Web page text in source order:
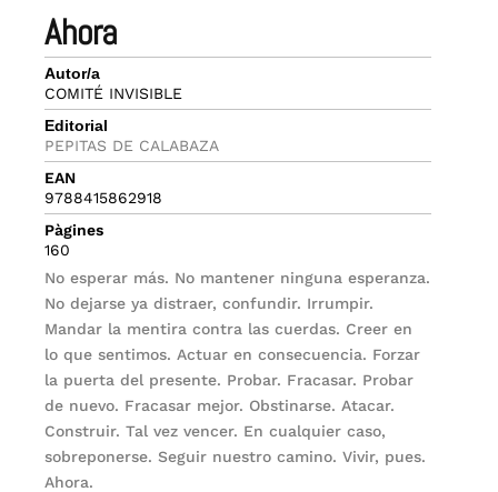
ahora
Autor/a
COMITÉ INVISIBLE
Editorial
PEPITAS DE CALABAZA
EAN
9788415862918
Pàgines
160
No esperar más. No mantener ninguna esperanza.
No dejarse ya distraer, confundir. Irrumpir.
Mandar la mentira contra las cuerdas. Creer en
lo que sentimos. Actuar en consecuencia. Forzar
la puerta del presente. Probar. Fracasar. Probar
de nuevo. Fracasar mejor. Obstinarse. Atacar.
Construir. Tal vez vencer. En cualquier caso,
sobreponerse. Seguir nuestro camino. Vivir, pues.
Ahora.